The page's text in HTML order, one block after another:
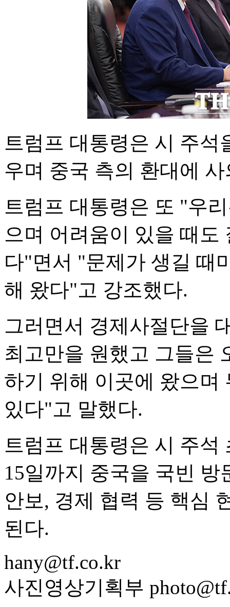
트럼프 대통령은 시 주
우며 중국 측의 환대에
트럼프 대통령은 또 "우
으며 어려움이 있을 때도
다"면서 "문제가 생길 때
해 왔다"고 강조했다.
그러면서 경제사절단을
최고만을 원했고 그들은
하기 위해 이곳에 왔으며
있다"고 말했다.
트럼프 대통령은 시 주석
15일까지 중국을 국빈
안보, 경제 협력 등 핵심
된다.
hany@tf.co.kr
사진영상기획부